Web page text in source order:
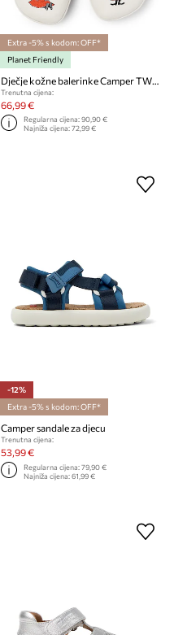
Extra -5% s kodom: OFF*
Planet Friendly
Trenutna cijena:
66,99 €
Regularna cijena:90,90 €
Najniža cijena:72,99 €
-12%
Extra -5% s kodom: OFF*
Camper sandale za djecu
Trenutna cijena:
53,99 €
Regularna cijena:79,90 €
Najniža cijena:61,99 €